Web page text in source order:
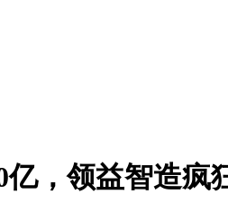
，领益智造疯